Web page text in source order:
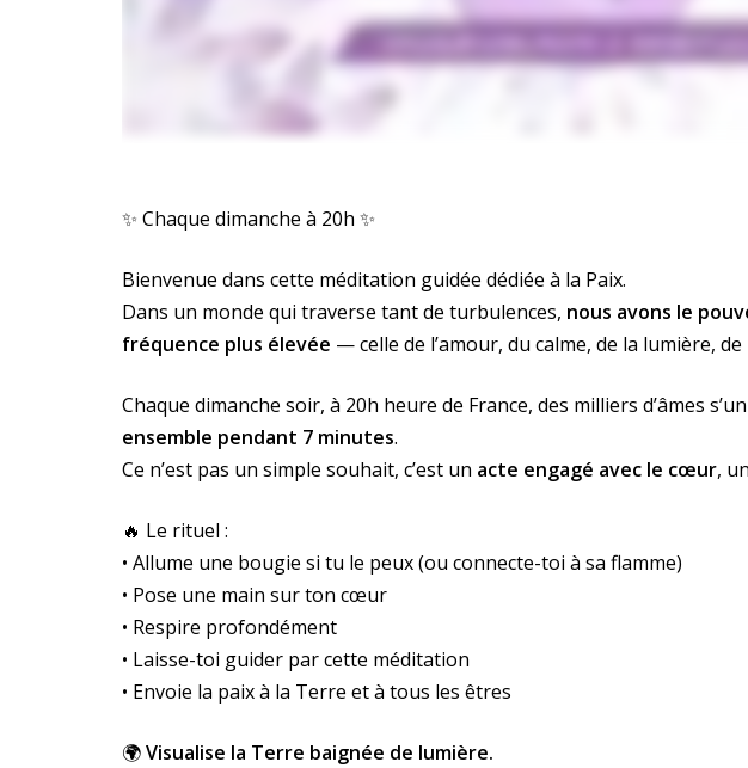
✨ Chaque dimanche à 20h ✨
Bienvenue dans cette méditation guidée dédiée à la Paix.
Dans un monde qui traverse tant de turbulences, nous avons le
fréquence plus élevée — celle de l’amour, du calme, de la lumière, de
Chaque dimanche soir, à 20h heure de France, des milliers d’âmes
ensemble pendant 7 minutes.
Ce n’est pas un simple souhait, c’est un acte engagé avec le cœur,
🔥 Le rituel :
• Allume une bougie si tu le peux (ou connecte-toi à sa flamme)
• Pose une main sur ton cœur
• Respire profondément
• Laisse-toi guider par cette méditation
• Envoie la paix à la Terre et à tous les êtres
🌍Visualise la Terre baignée de lumière.